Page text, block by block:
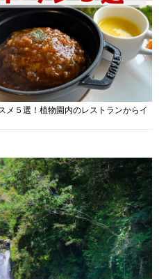
メ５選！植物園内のレストランからイ